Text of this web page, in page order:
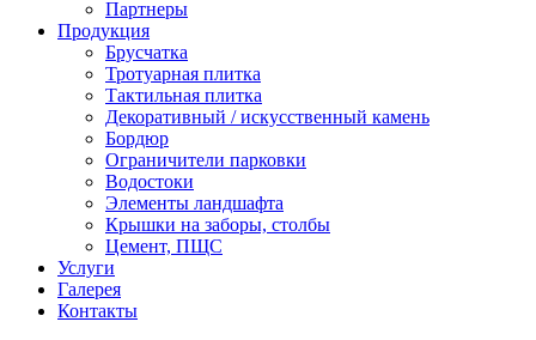
Партнеры
Продукция
Брусчатка
Тротуарная плитка
Тактильная плитка
Декоративный / искусственный камень
Бордюр
Ограничители парковки
Водостоки
Элементы ландшафта
Крышки на заборы, столбы
Цемент, ПЩС
Услуги
Галерея
Контакты